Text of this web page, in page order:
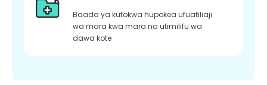
Baada ya kutokwa hupokea ufuatiliaji
wa mara kwa mara na utimilifu wa
dawa kote